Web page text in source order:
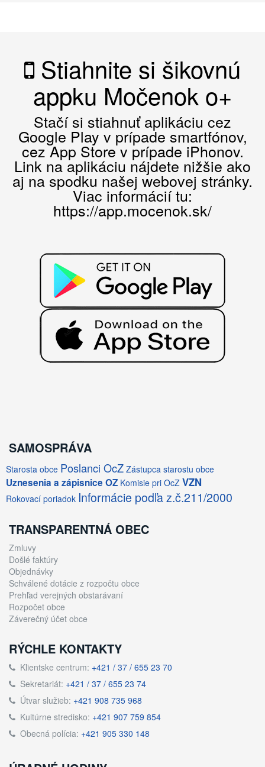
Stiahnite si šikovnú
appku Močenok o+
Stačí si stiahnuť aplikáciu cez
Google Play v prípade smartfónov,
cez App Store v prípade iPhonov.
Link na aplikáciu nájdete nižšie ako
aj na spodku našej webovej stránky.
Viac informácií tu:
https://app.mocenok.sk/
SAMOSPRÁVA
Starosta obce Poslanci OcZ Zástupca starostu obce
Uznesenia a zápisnice OZ Komisie pri OcZ VZN
Rokovací poriadok Informácie podľa z.č.211/2000
TRANSPARENTNÁ OBEC
Zmluvy
Došlé faktúry
Objednávky
Schválené dotácie z rozpočtu obce
Prehľad verejných obstarávaní
Rozpočet obce
Záverečný účet obce
RÝCHLE KONTAKTY
Klientske centrum: +421 / 37 / 655 23 70
Sekretariát: +421 / 37 / 655 23 74
Útvar služieb: +421 908 735 968
Kultúrne stredisko: +421 907 759 854
Obecná polícia: +421 905 330 148